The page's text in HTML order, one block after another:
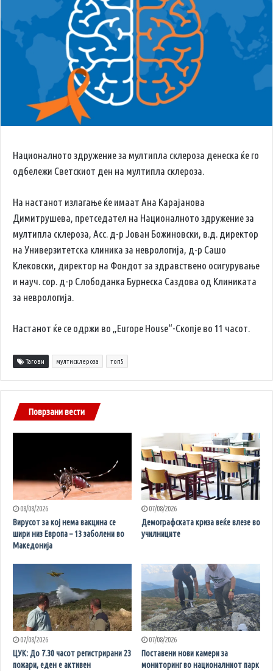
Националното здружение за мултипла склероза денеска ќе го
одбележи Светскиот ден на мултипла склероза.
На настанот излагање ќе имаат Ана Карајанова
Димитрушева, претседател на Националното здружение за
мултипла склероза, Асс. д-р Јован Божиновски, в.д. директор
на Универзитетска клиника за неврологија, д-р Сашо
Клековски, директор на Фондот за здравствено осигурување
и науч. сор. д-р Слободанка Бурнеска Саздова од Клиниката
за неврологија.
Настанот ќе се одржи во „Europe House“-Скопје во 11 часот.
Тагови мултисклероза топ5
Поврзани вести
08/08/2026
Вирусот за кој нема вакцина се
шири низ Европа – 13 заболени во
Македонија
07/08/2026
Демографската криза веќе влезе во
училниците
07/08/2026
ЦУК: До 7.30 часот регистрирани 23
пожари, еден е активен
07/08/2026
Поставени нови камери за
мониторинг во националниот парк